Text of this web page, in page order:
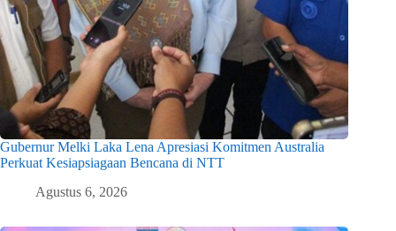
Gubernur Melki Laka Lena Apresiasi Komitmen Australia
Perkuat Kesiapsiagaan Bencana di NTT
Agustus 6, 2026